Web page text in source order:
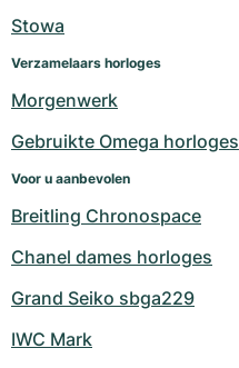
Stowa
Verzamelaars horloges
Morgenwerk
Gebruikte Omega horloges
Voor u aanbevolen
Breitling Chronospace
Chanel dames horloges
Grand Seiko sbga229
IWC Mark